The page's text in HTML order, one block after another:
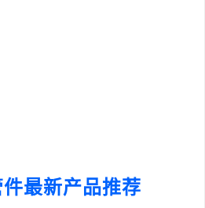
最新产品推荐